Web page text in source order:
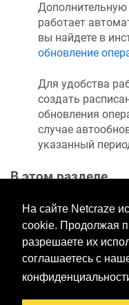
На сайте Netcraze
cookie. Продолжая
разрешаете их
соглашаетесь с
работает
вы найдете в
обновление
Для удобства
создать
обновления
случае
указанный
В этом разделе